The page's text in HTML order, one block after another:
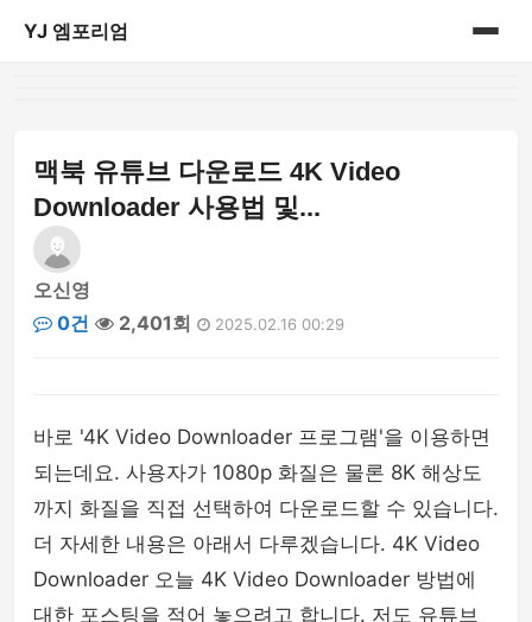
YJ 엠포리엄
맥북 유튜브 다운로드 4K Video
Downloader 사용법 및...
오신영
0건
2,401회 2025.02.16 00:29
바로 '4K Video Downloader 프로그램'을 이용하면
되는데요. 사용자가 1080p 화질은 물론 8K 해상도
까지 화질을 직접 선택하여 다운로드할 수 있습니다.
더 자세한 내용은 아래서 다루겠습니다. 4K Video
Downloader 오늘 4K Video Downloader 방법에
대한 포스팅을 적어 놓으려고 합니다. 저도 유튜브